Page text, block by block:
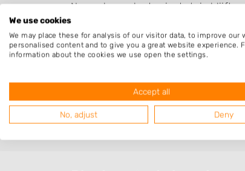
Na werkzaamheden in de tuin blijft
door een professional zoals een
Grondwerk laten
Bent u op zoek naar iemand die u
hiermee helpen. Zoek een bedrijf
Bent u op zoek naar iets anders dan
We use cookies
We may place these for analysis of our visitor data, to improve our
personalised content and to give you a great website experience.
information about the cookies we use open the settings.
Accept all
No, adjust Deny